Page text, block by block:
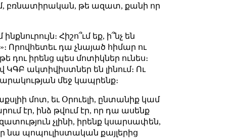
բռնատիրական, թե ազատ, քանի որ
Հիշո՞ւմ եք, ի՞նչ են
Որովհետեւ դա չնայած հիմար ու
դու իրենց պես մոտիկներ ունես։
ակտիվիստներ են լինում։ Ու
մեջ կապրենք։
մոտ, եւ Օրուելի, ընտանիք կամ
էր, ինձ թվում էր, որ դա ասենք
չլինի, իրենք կսարսափեն,
նա պոպուլիստական քայլերից